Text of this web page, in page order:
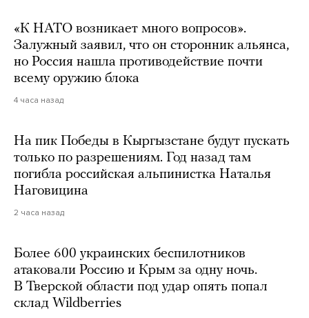
«К НАТО возникает много вопросов».
Залужный заявил, что он сторонник альянса,
но Россия нашла противодействие почти
всему оружию блока
4 часа назад
На пик Победы в Кыргызстане будут пускать
только по разрешениям. Год назад там
погибла российская альпинистка Наталья
Наговицина
2 часа назад
Более 600 украинских беспилотников
атаковали Россию и Крым за одну ночь.
В Тверской области под удар опять попал
склад Wildberries